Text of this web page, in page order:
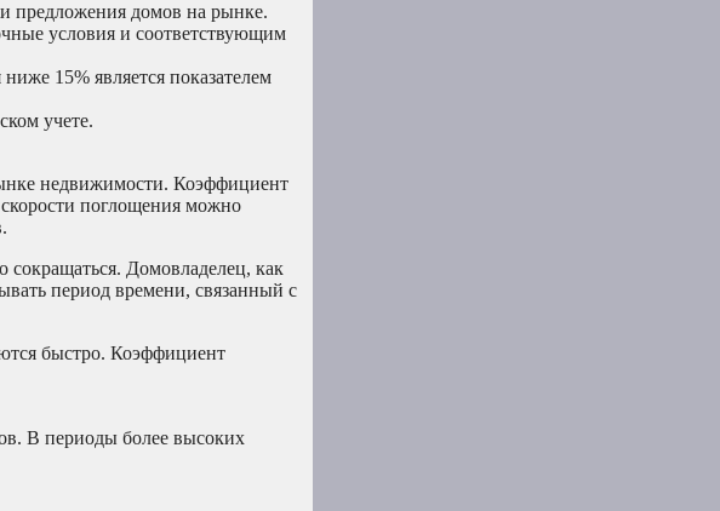
предложения домов на рынке.
условия и соответствующим
15% является показателем
учете.
недвижимости. Коэффициент
поглощения можно
Домовладелец, как
период времени, связанный с
быстро. Коэффициент
В периоды более высоких